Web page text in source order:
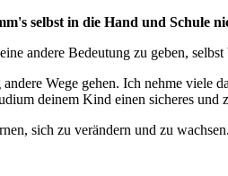
selbst in die Hand und Schule
andere Bedeutung zu geben,
Wege gehen. Ich nehme viele
deinem Kind einen sicheres und
sich zu verändern und zu